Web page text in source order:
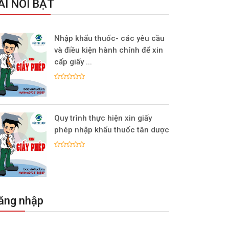
NỔI BẬT
Nhập khẩu thuốc- các yêu cầu
và điều kiện hành chính để xin
cấp giấy ...
Quy trình thực hiện xin giấy
phép nhập khẩu thuốc tân dược
nhập